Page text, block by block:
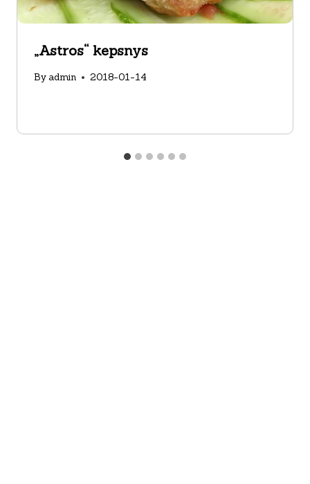
„Astros“ kepsnys
By admin 2018-01-14